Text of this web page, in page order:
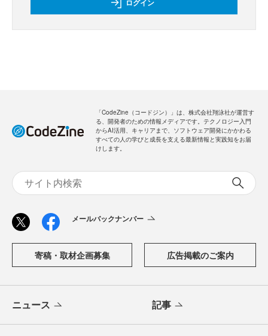
ログイン
「CodeZine（コードジン）」は、株式会社翔泳社が運営す
る、開発者のための情報メディアです。テクノロジー入門
からAI活用、キャリアまで、ソフトウェア開発にかかわる
すべての人の学びと成長を支える最新情報と実践知をお届
けします。
メールバックナンバー
寄稿・取材企画募集 広告掲載のご案内
ニュース 記事